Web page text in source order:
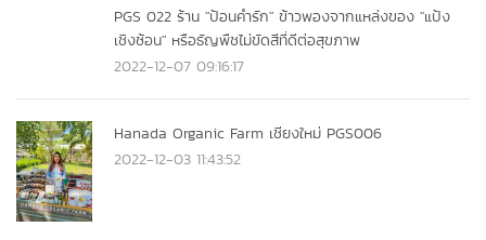
PGS 022 ร้าน "ป้อนคำรัก" ข้าวพองจากแหล่งของ "แป้ง
เชิงซ้อน" หรือธัญพืชไม่ขัดสีที่ดีต่อสุขภาพ
2022-12-07 09:16:17
Hanada Organic Farm เชียงใหม่ PGS006
2022-12-03 11:43:52